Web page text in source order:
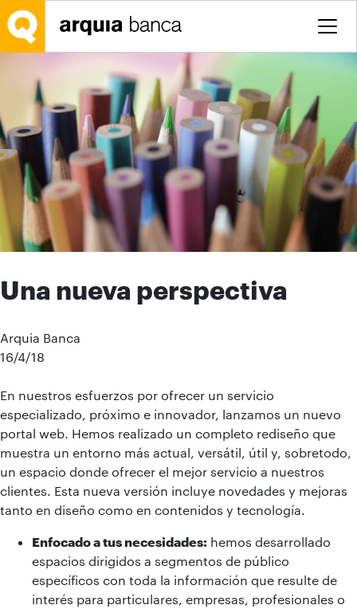
Saltar al contenido principal
Una nueva perspectiva
Arquia Banca
16/4/18
En nuestros esfuerzos por ofrecer un servicio
especializado, próximo e innovador, lanzamos un nuevo
portal web. Hemos realizado un completo rediseño que
muestra un entorno más actual, versátil, útil y, sobretodo,
un espacio donde ofrecer el mejor servicio a nuestros
clientes. Esta nueva versión incluye novedades y mejoras
tanto en diseño como en contenidos y tecnología.
Enfocado a tus necesidades: hemos desarrollado
espacios dirigidos a segmentos de público
específicos con toda la información que resulte de
interés para particulares, empresas, profesionales o